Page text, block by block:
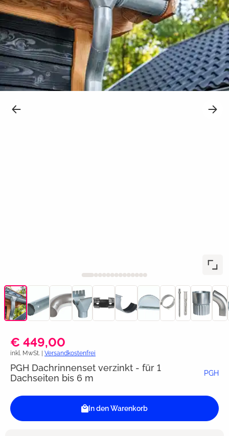
€ 449,00
inkl. MwSt. | Versandkostenfrei
PGH Dachrinnenset verzinkt - für 1
Dachseiten bis 6 m
PGH
In den Warenkorb